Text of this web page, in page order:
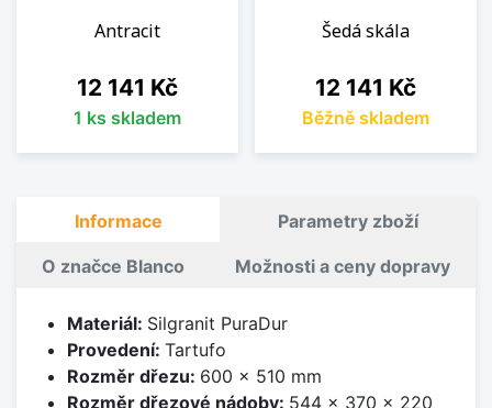
Antracit
Cena
12 141 Kč
1 ks skladem
Šedá skála
Cena
12 141 Kč
Běžně skladem
Informace Parametry zboží
O značce Blanco Možnosti a ceny dopravy
Materiál: Silgranit PuraDur
Provedení: Tartufo
Rozměr dřezu: 600 x 510 mm
Rozměr dřezové nádoby: 544 x 370 x 220